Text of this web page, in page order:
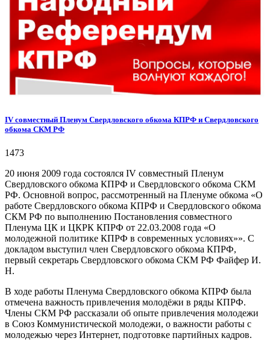
IV совместный Пленум Свердловского обкома КПРФ и Свердловского
обкома СКМ РФ
1473
20 июня 2009 года состоялся IV совместный Пленум
Свердловского обкома КПРФ и Свердловского обкома СКМ
РФ. Основной вопрос, рассмотренный на Пленуме обкома «О
работе Свердловского обкома КПРФ и Свердловского обкома
СКМ РФ по выполнению Постановления совместного
Пленума ЦК и ЦКРК КПРФ от 22.03.2008 года «О
молодежной политике КПРФ в современных условиях»». С
докладом выступил член Свердловского обкома КПРФ,
первый секретарь Свердловского обкома СКМ РФ Файфер И.
Н.
В ходе работы Пленума Свердловского обкома КПРФ была
отмечена важность привлечения молодёжи в ряды КПРФ.
Члены СКМ РФ рассказали об опыте привлечения молодежи
в Союз Коммунистической молодежи, о важности работы с
молодежью через Интернет, подготовке партийных кадров.